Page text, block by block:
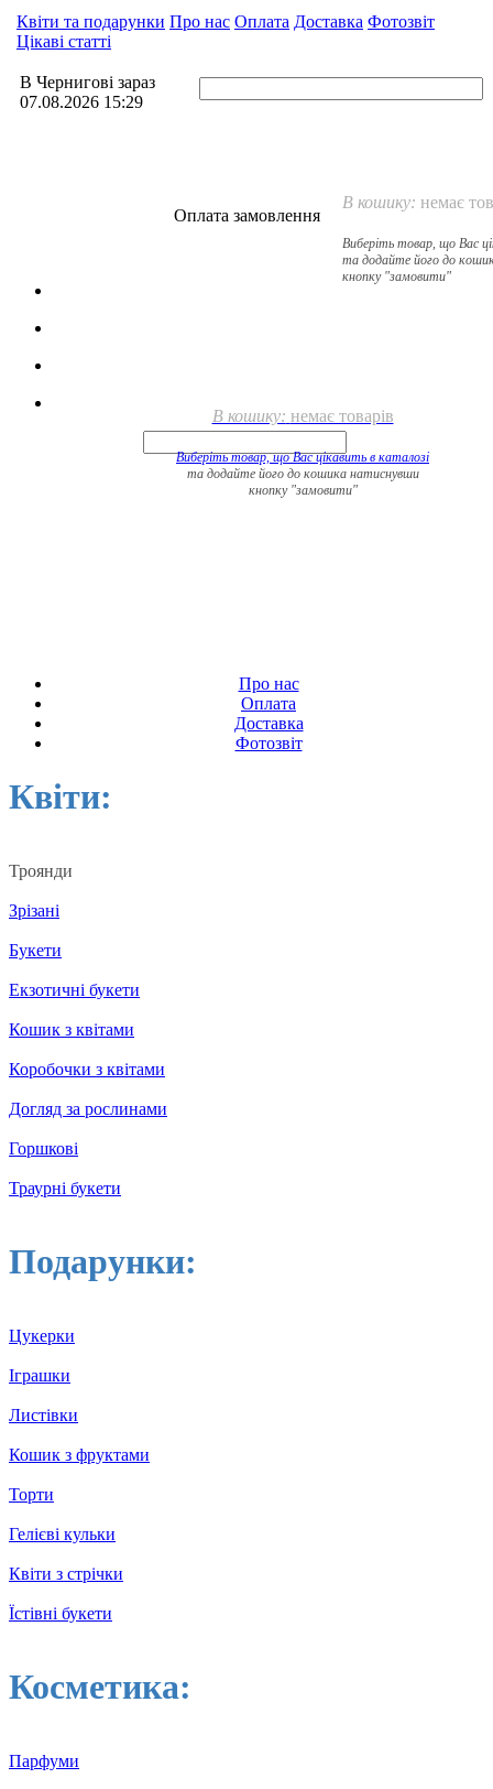
Квіти та подарунки Про нас Оплата Доставка Фотозвіт
Цікаві статті
В Чернигові зараз
07.08.2026 15:29
В кошику: немає
Виберіть товар, що Вас
та додайте його до
кнопку "замовити"
Оплата замовлення
В кошику: немає товарів
Виберіть товар, що Вас цікавить в каталозі
та додайте його до кошика натиснувши
кнопку "замовити"
Про нас
Оплата
Доставка
Фотозвіт
Квіти:
Троянди
Зрізані
Букети
Екзотичні букети
Кошик з квітами
Коробочки з квітами
Догляд за рослинами
Горшкові
Траурні букети
Подарунки:
Цукерки
Іграшки
Листівки
Кошик з фруктами
Торти
Гелієві кульки
Квіти з стрічки
Їстівні букети
Косметика:
Парфуми